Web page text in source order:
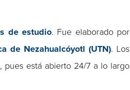
de estudio. Fue elaborado por
de Nezahualcóyotl (UTN). Los
pues está abierto 24/7 a lo largo